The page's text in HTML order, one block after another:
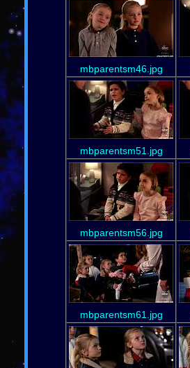
mbparentsm46.jpg
mbparentsm51.jpg
mbparentsm56.jpg
mbparentsm61.jpg